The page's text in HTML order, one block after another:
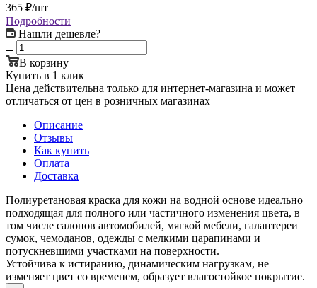
365 ₽/шт
Подробности
Нашли дешевле?
В корзину
Купить в 1 клик
Цена действительна только для интернет-магазина и может
отличаться от цен в розничных магазинах
Описание
Отзывы
Как купить
Оплата
Доставка
Полиуретановая краска для кожи на водной основе идеально
подходящая для полного или частичного изменения цвета, в
том числе салонов автомобилей, мягкой мебели, галантереи
сумок, чемоданов, одежды с мелкими царапинами и
потускневшими участками на поверхности.
Устойчива к истиранию, динамическим нагрузкам, не
изменяет цвет со временем, образует влагостойкое покрытие.